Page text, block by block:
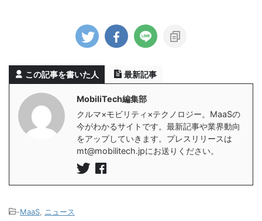
この記事を書いた人 最新記事
MobiliTech編集部
クルマ×モビリティ×テクノロジー。MaaSの
今がわかるサイトです。最新記事や業界動向
をアップしていきます。プレスリリースは
mt@mobilitech.jpにお送りください。
-MaaS
ニュース